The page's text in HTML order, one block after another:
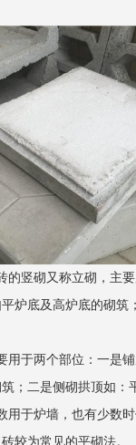
竖砌又称立砌，主要
炉底及高炉底的砌筑
于两个部位：一是铺
；二是侧砌拱顶如：
于炉墙，也有少数时
较为常见的平砌法。